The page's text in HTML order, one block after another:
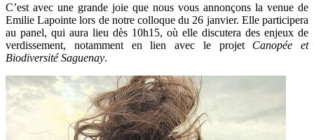
C’est avec une grande joie que nous vous annonçons la venue de
Emilie Lapointe lors de notre colloque du 26 janvier. Elle participera
au panel, qui aura lieu dès 10h15, où elle discutera des enjeux de
verdissement, notamment en lien avec le projet Canopée et
Biodiversité Saguenay.